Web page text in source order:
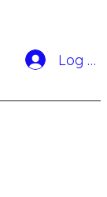
Log In